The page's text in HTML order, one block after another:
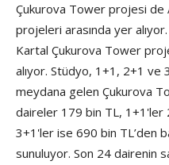
Çukurova Tower projesi de
projeleri arasında yer
Kartal Çukurova Tower
alıyor. Stüdyo, 1+1, 2+1 ve
meydana gelen Çukurova
daireler 179 bin TL, 1+1'ler
3+1'ler ise 690 bin TL’den
sunuluyor. Son 24 dairenin